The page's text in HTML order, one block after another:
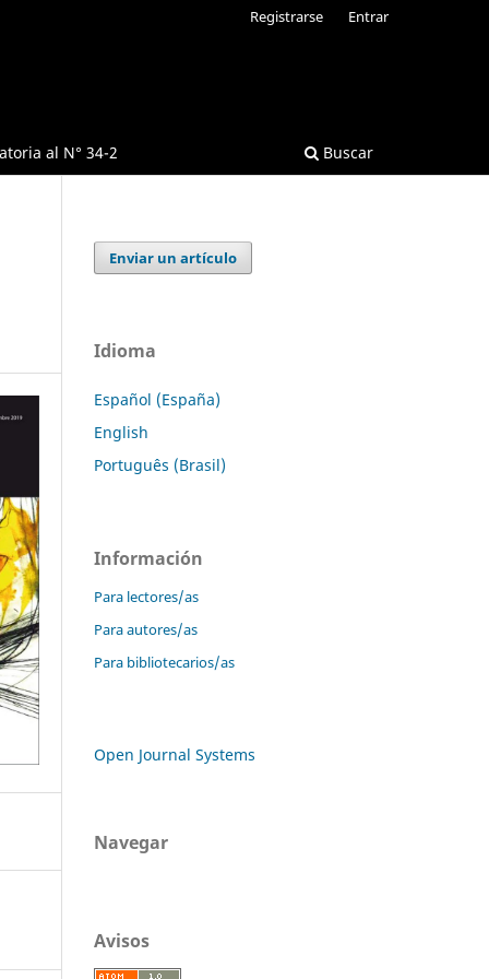
al N° 34-2 Buscar
Registrarse Entrar
Enviar un artículo
Idioma
Español (España)
English
Português (Brasil)
Información
Para lectores/as
Para autores/as
Para bibliotecarios/as
Open Journal Systems
Navegar
Avisos